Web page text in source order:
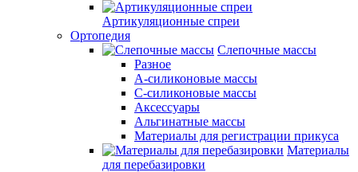
Артикуляционные спреи
Ортопедия
Слепочные массы
Разное
А-силиконовые массы
С-силиконовые массы
Аксессуары
Альгинатные массы
Материалы для регистрации прикуса
Материалы
для перебазировки